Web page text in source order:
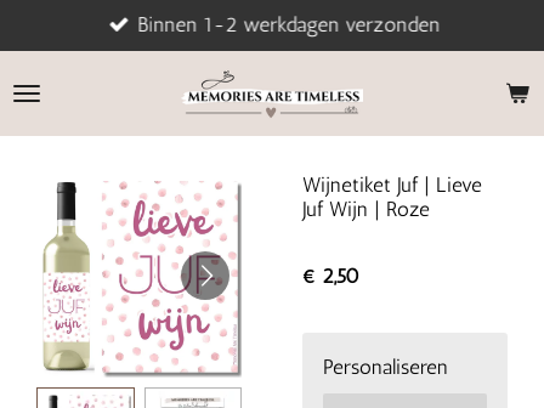
direct
naar
Binnen 1-2 werkdagen verzonden
Wijnetiket Juf | Lieve
Juf Wijn | Roze
€ 2,50
Personaliseren